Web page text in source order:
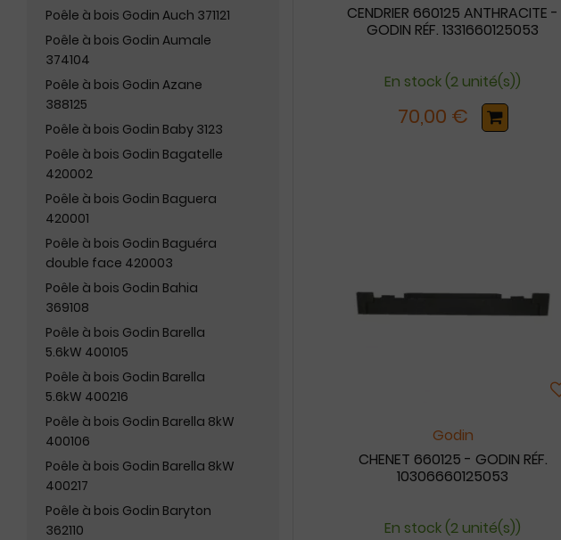
Poêle à bois Godin Auch 371121
Poêle à bois Godin Aumale
374104
Poêle à bois Godin Azane
388125
Poêle à bois Godin Baby 3123
Poêle à bois Godin Bagatelle
420002
Poêle à bois Godin Baguera
420001
Poêle à bois Godin Baguéra
double face 420003
Poêle à bois Godin Bahia
369108
Poêle à bois Godin Barella
5.6kW 400105
Poêle à bois Godin Barella
5.6kW 400216
Poêle à bois Godin Barella 8kW
400106
Poêle à bois Godin Barella 8kW
400217
Poêle à bois Godin Baryton
362110
CENDRIER 660125 ANTHRACITE -
GODIN RÉF. 1331660125053
En stock (2 unité(s))
70,00 €
Godin
CHENET 660125 - GODIN RÉF.
10306660125053
En stock (2 unité(s))